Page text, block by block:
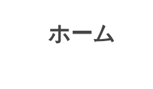
ホーム